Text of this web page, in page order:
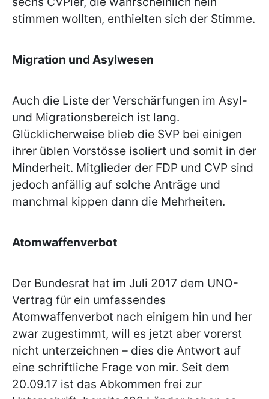
stimmen wollten, enthielten sich der Stimme.
Migration und Asylwesen
Auch die Liste der Verschärfungen im Asyl-
und Migrationsbereich ist lang.
Glücklicherweise blieb die SVP bei einigen
ihrer üblen Vorstösse isoliert und somit in der
Minderheit. Mitglieder der FDP und CVP sind
jedoch anfällig auf solche Anträge und
manchmal kippen dann die Mehrheiten.
Atomwaffenverbot
Der Bundesrat hat im Juli 2017 dem UNO-
Vertrag für ein umfassendes
Atomwaffenverbot nach einigem hin und her
zwar zugestimmt, will es jetzt aber vorerst
nicht unterzeichnen – dies die Antwort auf
eine schriftliche Frage von mir. Seit dem
20.09.17 ist das Abkommen frei zur